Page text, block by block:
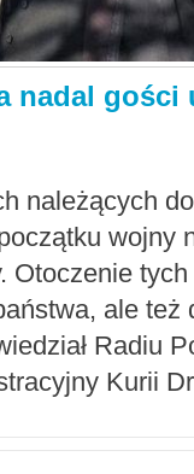
nadal gości
należących
wojny
Otoczenie
ale też
Radiu
Kurii